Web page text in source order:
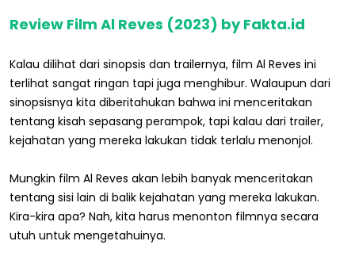
Review Film Al Reves (2023) by Fakta.id
Kalau dilihat dari sinopsis dan trailernya, film Al Reves ini
terlihat sangat ringan tapi juga menghibur. Walaupun dari
sinopsisnya kita diberitahukan bahwa ini menceritakan
tentang kisah sepasang perampok, tapi kalau dari trailer,
kejahatan yang mereka lakukan tidak terlalu menonjol.
Mungkin film Al Reves akan lebih banyak menceritakan
tentang sisi lain di balik kejahatan yang mereka lakukan.
Kira-kira apa? Nah, kita harus menonton filmnya secara
utuh untuk mengetahuinya.